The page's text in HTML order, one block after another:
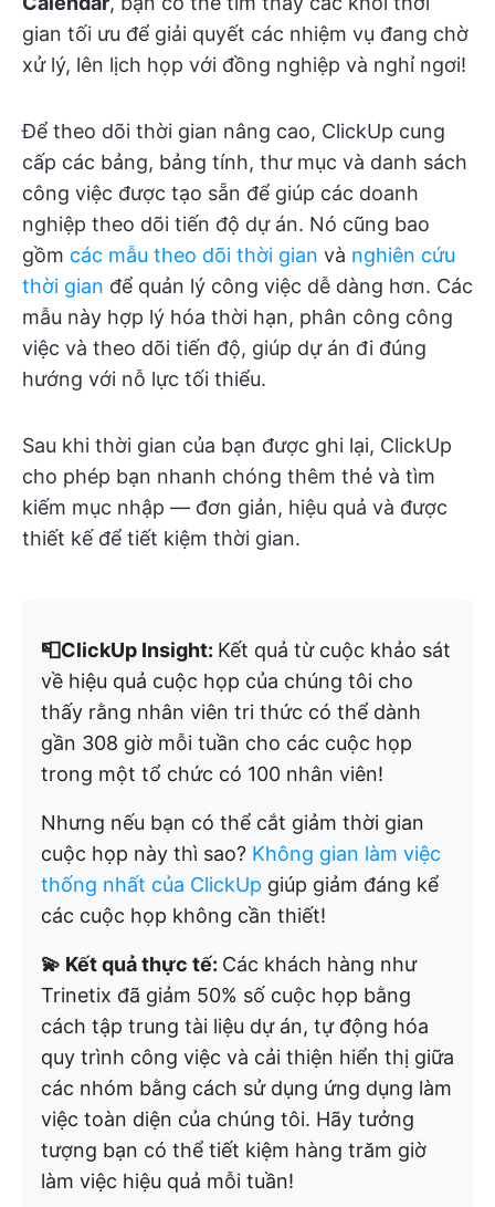
gian tối ưu để giải quyết các nhiệm vụ đang chờ
xử lý, lên lịch họp với đồng nghiệp và nghỉ ngơi!
Để theo dõi thời gian nâng cao, ClickUp cung
cấp các bảng, bảng tính, thư mục và danh sách
công việc được tạo sẵn để giúp các doanh
nghiệp theo dõi tiến độ dự án. Nó cũng bao
gồm các mẫu theo dõi thời gian và nghiên cứu
thời gian để quản lý công việc dễ dàng hơn. Các
mẫu này hợp lý hóa thời hạn, phân công công
việc và theo dõi tiến độ, giúp dự án đi đúng
hướng với nỗ lực tối thiểu.
Sau khi thời gian của bạn được ghi lại, ClickUp
cho phép bạn nhanh chóng thêm thẻ và tìm
kiếm mục nhập — đơn giản, hiệu quả và được
thiết kế để tiết kiệm thời gian.
📮ClickUp Insight: Kết quả từ cuộc khảo sát
về hiệu quả cuộc họp của chúng tôi cho
thấy rằng nhân viên tri thức có thể dành
gần 308 giờ mỗi tuần cho các cuộc họp
trong một tổ chức có 100 nhân viên!
Nhưng nếu bạn có thể cắt giảm thời gian
cuộc họp này thì sao? Không gian làm việc
thống nhất của ClickUp giúp giảm đáng kể
các cuộc họp không cần thiết!
💫 Kết quả thực tế: Các khách hàng như
Trinetix đã giảm 50% số cuộc họp bằng
cách tập trung tài liệu dự án, tự động hóa
quy trình công việc và cải thiện hiển thị giữa
các nhóm bằng cách sử dụng ứng dụng làm
việc toàn diện của chúng tôi. Hãy tưởng
tượng bạn có thể tiết kiệm hàng trăm giờ
làm việc hiệu quả mỗi tuần!